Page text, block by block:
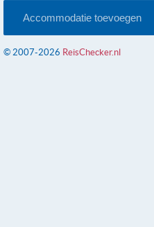
Accommodatie toevoegen
© 2007-2026 ReisChecker.nl